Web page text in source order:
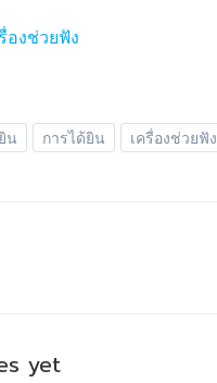
องช่วยฟัง
น การได้ยิน เครื่องช่วยฟัง
yet